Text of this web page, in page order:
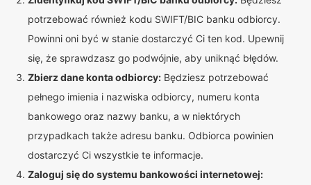
potrzebować również kodu SWIFT/BIC banku odbiorcy.
Powinni oni być w stanie dostarczyć Ci ten kod. Upewnij
się, że sprawdzasz go podwójnie, aby uniknąć błędów.
Zbierz dane konta odbiorcy: Będziesz potrzebować
pełnego imienia i nazwiska odbiorcy, numeru konta
bankowego oraz nazwy banku, a w niektórych
przypadkach także adresu banku. Odbiorca powinien
dostarczyć Ci wszystkie te informacje.
Zaloguj się do systemu bankowości internetowej: